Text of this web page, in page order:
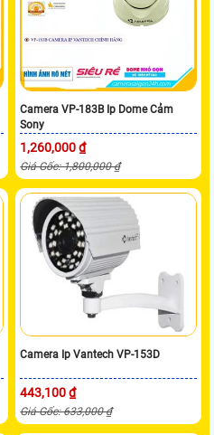
Camera VP-183B Ip Dome Cảm
Sony
1,260,000 ₫
Giá Gốc: 1,800,000 ₫
Camera Ip Vantech VP-153D
443,100 ₫
Giá Gốc: 633,000 ₫